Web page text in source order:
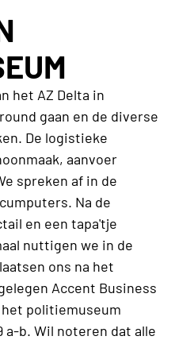
het AZ Delta in
gaan en de diverse
De logistieke
aanvoer
spreken af in de
Na de
en een tapa'tje
nuttigen we in de
ons na het
Accent Business
het politiemuseum
a-b. Wil noteren dat alle